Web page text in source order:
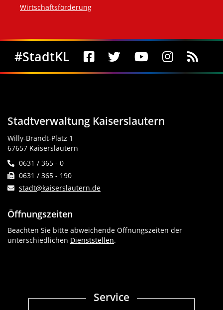
Wirtschaftsförderung
Social Media
#StadtKL
Stadtverwaltung Kaiserslautern
Willy-Brandt-Platz 1
67657 Kaiserslautern
0631 / 365 - 0
0631 / 365 - 190
stadt@kaiserslautern.de
Öffnungszeiten
Beachten Sie bitte abweichende Öffnungszeiten der
unterschiedlichen Dienststellen.
Service